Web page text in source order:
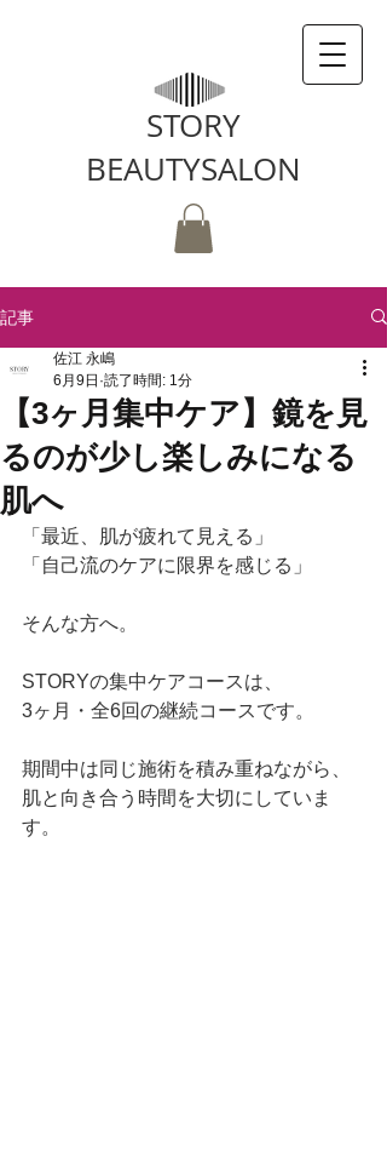
STORY
BEAUTYSALON
記事
【3ヶ月集中ケア】鏡を見
るのが少し楽しみになる
肌へ
佐江 永嶋
6月9日 読了時間: 1分
「最近、肌が疲れて見える」
「自己流のケアに限界を感じる」
そんな方へ。
STORYの集中ケアコースは、
3ヶ月・全6回の継続コースです。
期間中は同じ施術を積み重ねながら、
肌と向き合う時間を大切にしていま
す。